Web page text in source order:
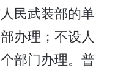
民武装部的单
办理；不设人
部门办理。普